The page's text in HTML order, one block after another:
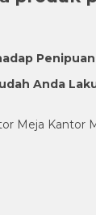
Anda
Meja Kantor